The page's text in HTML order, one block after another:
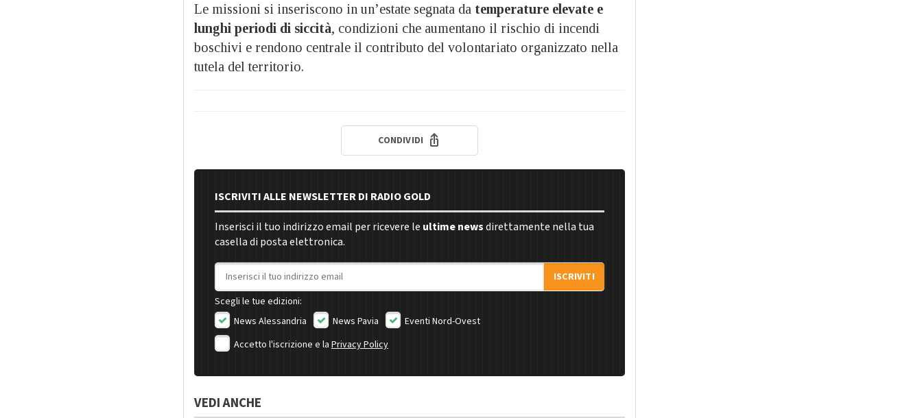
Le missioni si inseriscono in un’estate segnata da temperature elevate e
lunghi periodi di siccità, condizioni che aumentano il rischio di incendi
boschivi e rendono centrale il contributo del volontariato organizzato nella
tutela del territorio.
CONDIVIDI
ISCRIVITI ALLE NEWSLETTER DI RADIO GOLD
Inserisci il tuo indirizzo email per ricevere le ultime newsdirettamente nella tua
casella di posta elettronica.
Indirizzo email
ISCRIVITI
Scegli le tue edizioni:
News Alessandria
News Pavia
Eventi Nord-Ovest
Accetto l'iscrizione e la Privacy Policy
VEDI ANCHE